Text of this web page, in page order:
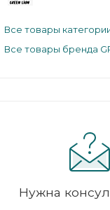
Все товары
Все товары бренда
Нужна